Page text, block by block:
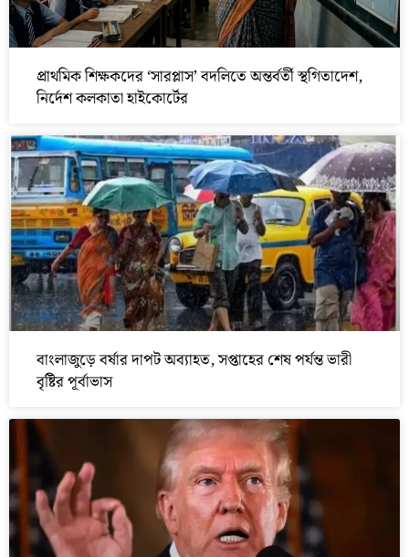
প্রাথমিক শিক্ষকদের ‘সারপ্লাস’ বদলিতে অন্তর্বর্তী স্থগিতাদেশ,
নির্দেশ কলকাতা হাইকোর্টের
বাংলাজুড়ে বর্ষার দাপট অব্যাহত, সপ্তাহের শেষ পর্যন্ত ভারী
বৃষ্টির পূর্বাভাস